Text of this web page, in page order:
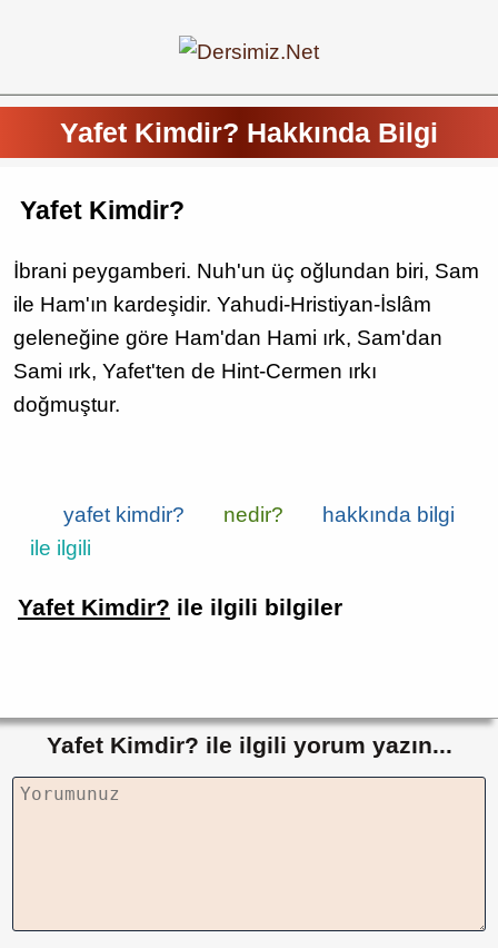
Yafet Kimdir? Hakkında Bilgi
Yafet Kimdir?
İbrani peygamberi. Nuh'un üç oğlundan biri, Sam
ile Ham'ın kardeşidir. Yahudi-Hristiyan-İslâm
geleneğine göre Ham'dan Hami ırk, Sam'dan
Sami ırk, Yafet'ten de Hint-Cermen ırkı
doğmuştur.
yafet kimdir? nedir?
hakkında bilgi
ile ilgili
Yafet Kimdir? ile ilgili bilgiler
Yafet Kimdir? ile ilgili yorum yazın...